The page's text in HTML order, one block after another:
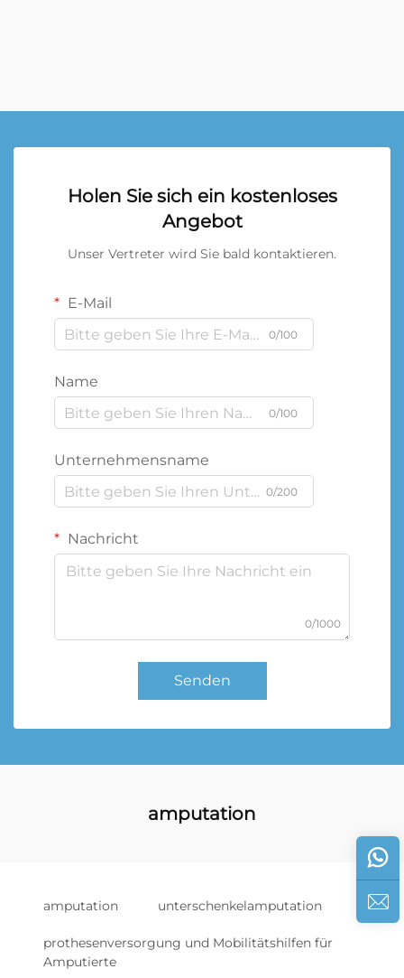
Holen Sie sich ein kostenloses
Angebot
Unser Vertreter wird Sie bald kontaktieren.
E-Mail
0/100
Name
0/100
Unternehmensname
0/200
Nachricht
0/1000
Senden
amputation
amputation unterschenkelamputation
prothesenversorgung und Mobilitätshilfen für
Amputierte